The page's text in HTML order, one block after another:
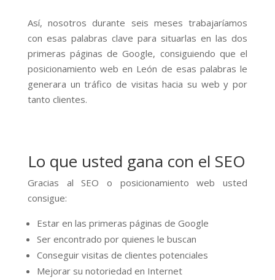
Así, nosotros durante seis meses trabajaríamos
con esas palabras clave para situarlas en las dos
primeras páginas de Google, consiguiendo que el
posicionamiento web en León de esas palabras le
generara un tráfico de visitas hacia su web y por
tanto clientes.
Lo que usted gana con el SEO
Gracias al SEO o posicionamiento web usted
consigue:
Estar en las primeras páginas de Google
Ser encontrado por quienes le buscan
Conseguir visitas de clientes potenciales
Mejorar su notoriedad en Internet